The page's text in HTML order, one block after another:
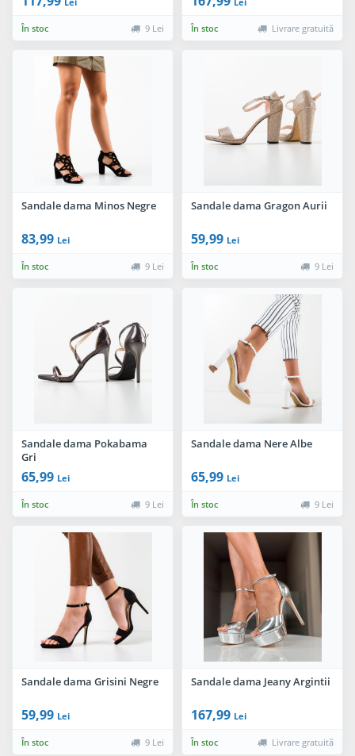
În stoc 9 Lei În stoc Livrare gratuită
Sandale dama Minos Negre
83,99 Lei
În stoc 9 Lei
Sandale dama Gragon Aurii
59,99 Lei
În stoc 9 Lei
Sandale dama Pokabama
Gri
65,99 Lei
În stoc 9 Lei
Sandale dama Nere Albe
65,99 Lei
În stoc 9 Lei
Sandale dama Grisini Negre
59,99 Lei
În stoc 9 Lei
Sandale dama Jeany Argintii
167,99 Lei
În stoc Livrare gratuită